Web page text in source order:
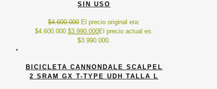
SIN USO
$4.600.000 El precio original era:
$4.600.000.$3.990.000El precio actual es:
$3.990.000.
BICICLETA CANNONDALE SCALPEL
2 SRAM GX T-TYPE UDH TALLA L